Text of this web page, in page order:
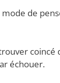
de
échouer.